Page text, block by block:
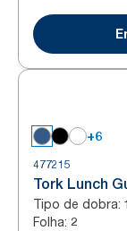
+6
477215
Tork Lunch
Tipo de dobra:
Folha: 2